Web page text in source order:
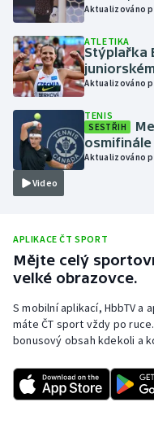
Moderní pětiboj
Motorsport
Olympijské hry
Parasport
Plavání
Ragby
Rychlobruslení
Rychlostní kanoistika
Sportovní střelba
Aktualizováno
ATLETIKA
Stýplařka
Aktualizováno
Video
TENIS
SESTŘIH
osmifinále
Aktualizováno
APLIKACE ČT SPORT
Mějte celý
velké obrazovce.
S mobilní aplikací, HbbTV a
máte ČT sport vždy po
bonusový obsah kdekoli a